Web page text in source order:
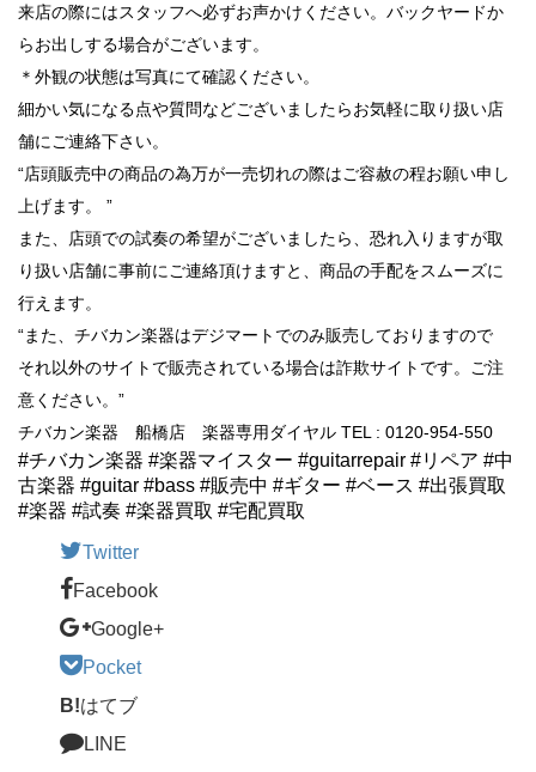
来店の際にはスタッフへ必ずお声かけください。バックヤードか
らお出しする場合がございます。
＊外観の状態は写真にて確認ください。
細かい気になる点や質問などございましたらお気軽に取り扱い店
舗にご連絡下さい。
“店頭販売中の商品の為万が一売切れの際はご容赦の程お願い申し
上げます。 ”
また、店頭での試奏の希望がございましたら、恐れ入りますが取
り扱い店舗に事前にご連絡頂けますと、商品の手配をスムーズに
行えます。
“また、チバカン楽器はデジマートでのみ販売しておりますので
それ以外のサイトで販売されている場合は詐欺サイトです。ご注
意ください。”
チバカン楽器 船橋店 楽器専用ダイヤル TEL : 0120-954-550
#チバカン楽器 #楽器マイスター #guitarrepair #リペア #中
古楽器 #guitar #bass #販売中 #ギター #ベース #出張買取
#楽器 #試奏 #楽器買取 #宅配買取
Twitter
Facebook
Google+
Pocket
B!はてブ
LINE